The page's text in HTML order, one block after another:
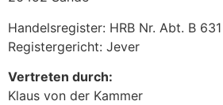
Handelsregister: HRB Nr. Abt. B 631
Registergericht: Jever
Vertreten durch:
Klaus von der Kammer